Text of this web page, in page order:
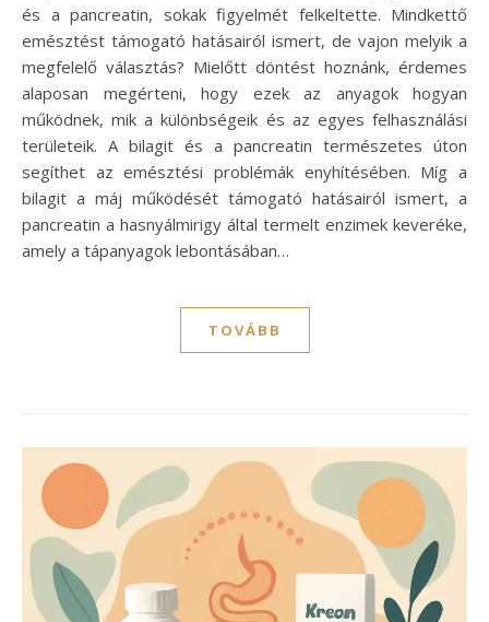
és a pancreatin, sokak figyelmét felkeltette. Mindkettő
emésztést támogató hatásairól ismert, de vajon melyik a
megfelelő választás? Mielőtt döntést hoznánk, érdemes
alaposan megérteni, hogy ezek az anyagok hogyan
működnek, mik a különbségeik és az egyes felhasználási
területeik. A bilagit és a pancreatin természetes úton
segíthet az emésztési problémák enyhítésében. Míg a
bilagit a máj működését támogató hatásairól ismert, a
pancreatin a hasnyálmirigy által termelt enzimek keveréke,
amely a tápanyagok lebontásában…
TOVÁBB